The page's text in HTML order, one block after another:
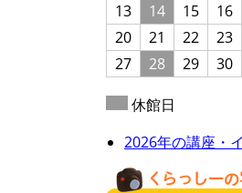
13
14 15 16
20
21 22 23
27
28 29 30
休館日
2026年の講座・